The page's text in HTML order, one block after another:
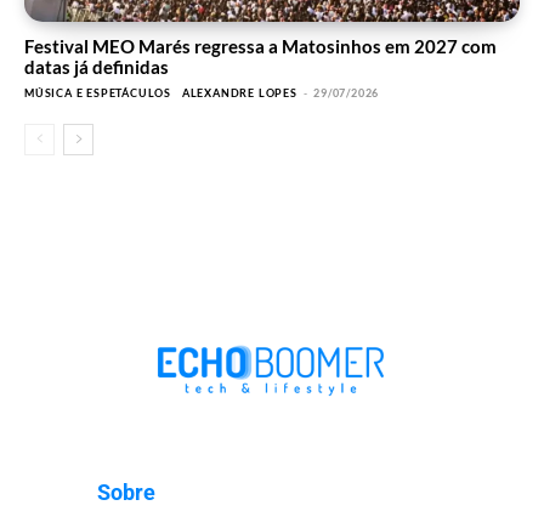
Festival MEO Marés regressa a Matosinhos em 2027 com
datas já definidas
MÚSICA E ESPETÁCULOS ALEXANDRE LOPES - 29/07/2026
Sobre